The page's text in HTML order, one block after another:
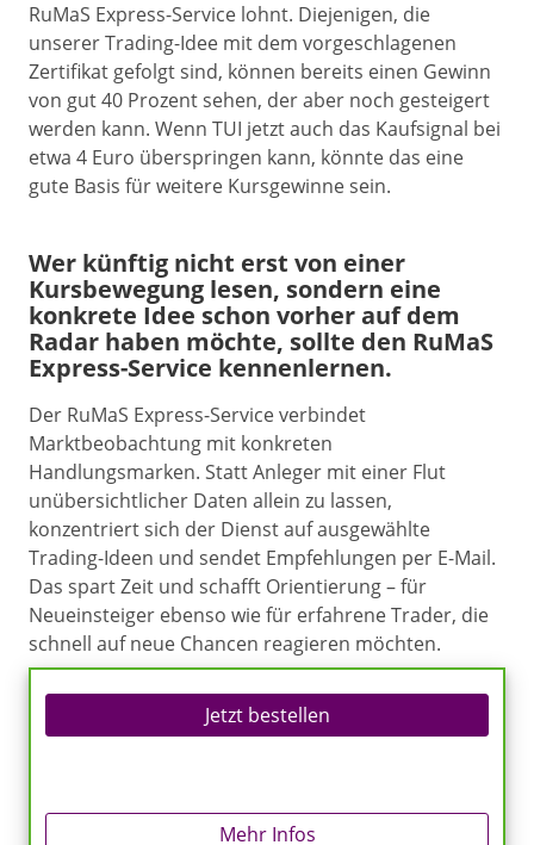
RuMaS Express-Service lohnt. Diejenigen, die
unserer Trading-Idee mit dem vorgeschlagenen
Zertifikat gefolgt sind, können bereits einen Gewinn
von gut 40 Prozent sehen, der aber noch gesteigert
werden kann. Wenn TUI jetzt auch das Kaufsignal bei
etwa 4 Euro überspringen kann, könnte das eine
gute Basis für weitere Kursgewinne sein.
Wer künftig nicht erst von einer
Kursbewegung lesen, sondern eine
konkrete Idee schon vorher auf dem
Radar haben möchte, sollte den RuMaS
Express-Service kennenlernen.
Der RuMaS Express-Service verbindet
Marktbeobachtung mit konkreten
Handlungsmarken. Statt Anleger mit einer Flut
unübersichtlicher Daten allein zu lassen,
konzentriert sich der Dienst auf ausgewählte
Trading-Ideen und sendet Empfehlungen per E-Mail.
Das spart Zeit und schafft Orientierung – für
Neueinsteiger ebenso wie für erfahrene Trader, die
schnell auf neue Chancen reagieren möchten.
Jetzt bestellen
Mehr Infos